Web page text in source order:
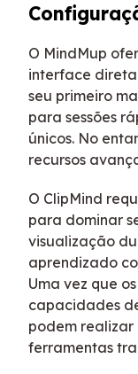
O MindMup
interface
seu primeiro
para sessões
únicos. No
recursos
O ClipMind
para dominar
visualização
aprendizado
Uma vez que
capacidades
podem realizar
ferramentas